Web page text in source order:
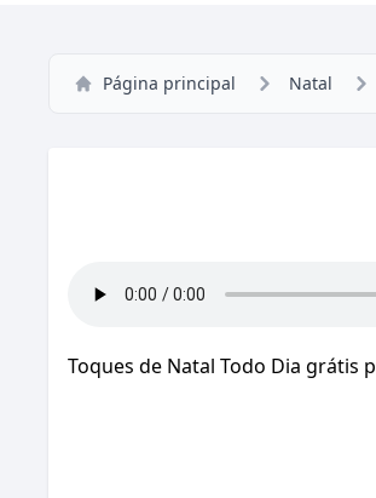
Página principal Natal
Toques de Natal Todo Dia grátis